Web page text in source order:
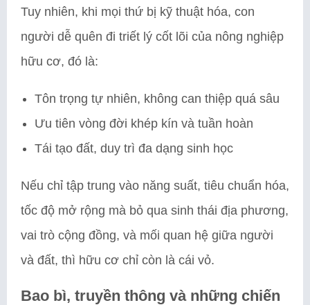
Tuy nhiên, khi mọi thứ bị kỹ thuật hóa, con
người dễ quên đi triết lý cốt lõi của nông nghiệp
hữu cơ, đó là:
Tôn trọng tự nhiên, không can thiệp quá sâu
Ưu tiên vòng đời khép kín và tuần hoàn
Tái tạo đất, duy trì đa dạng sinh học
Nếu chỉ tập trung vào năng suất, tiêu chuẩn hóa,
tốc độ mở rộng mà bỏ qua sinh thái địa phương,
vai trò cộng đồng, và mối quan hệ giữa người
và đất, thì hữu cơ chỉ còn là cái vỏ.
Bao bì, truyền thông và những chiến